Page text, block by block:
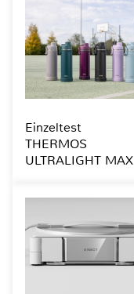
Einzeltest
THERMOS
ULTRALIGHT MAX